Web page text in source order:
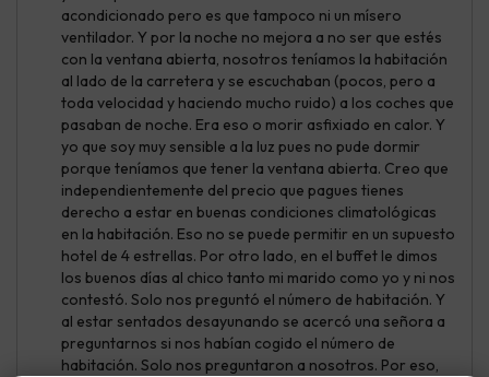
acondicionado pero es que tampoco ni un mísero
ventilador. Y por la noche no mejora a no ser que estés
con la ventana abierta, nosotros teníamos la habitación
al lado de la carretera y se escuchaban (pocos, pero a
toda velocidad y haciendo mucho ruido) a los coches que
pasaban de noche. Era eso o morir asfixiado en calor. Y
yo que soy muy sensible a la luz pues no pude dormir
porque teníamos que tener la ventana abierta. Creo que
independientemente del precio que pagues tienes
derecho a estar en buenas condiciones climatológicas
en la habitación. Eso no se puede permitir en un supuesto
hotel de 4 estrellas. Por otro lado, en el buffet le dimos
los buenos días al chico tanto mi marido como yo y ni nos
contestó. Solo nos preguntó el número de habitación. Y
al estar sentados desayunando se acercó una señora a
preguntarnos si nos habían cogido el número de
habitación. Solo nos preguntaron a nosotros. Por eso,